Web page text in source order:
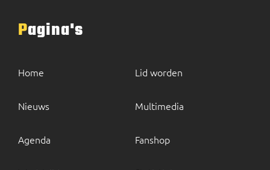
Pagina's
Home
Nieuws
Agenda
Lid worden
Multimedia
Fanshop